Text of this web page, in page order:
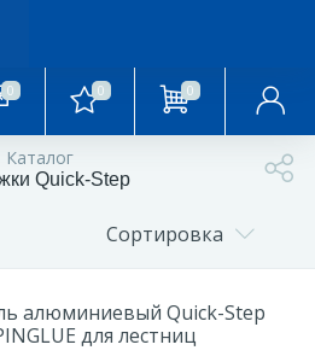
0 0 0
Каталог
Quick-Step
Сортировка
алюминиевый Quick-Step
для лестниц